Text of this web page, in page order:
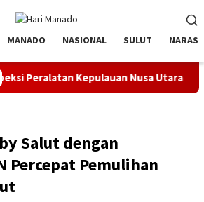
MANADO NASIONAL SULUT NARASI
Kepulauan Nusa Utara PLN
Salut dengan
Percepat Pemulihan